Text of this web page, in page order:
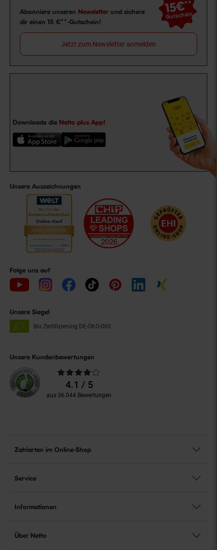
Newsletter Anmeldung
Abonniere unseren Newsletter und sichere
dir einen 15 €**-Gutschein!
15€**
Gutschein
Jetzt zum Newsletter anmelden
Downloade die Netto plus App!
Unsere Auszeichnungen
Folge uns auf
Unsere Siegel
Bio Zertifizierung DE-ÖKO-060
Unsere Kundenbewertungen
Durchschnittliche
Bewertungen4.1 / 5
aus 36.044 Bewertungen
Zahlarten im Online-Shop
Service
Informationen
Über Netto